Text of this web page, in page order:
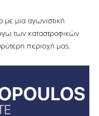
μια αγωνιστική
των καταστροφικών
περιοχή μας.